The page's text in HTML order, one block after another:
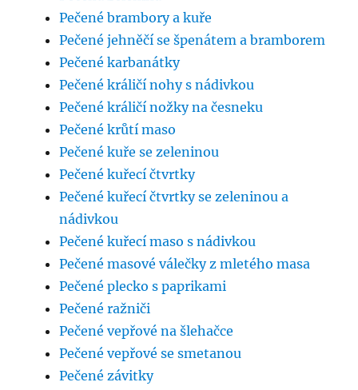
Pečené brambory a kuře
Pečené jehněčí se špenátem a bramborem
Pečené karbanátky
Pečené králičí nohy s nádivkou
Pečené králičí nožky na česneku
Pečené krůtí maso
Pečené kuře se zeleninou
Pečené kuřecí čtvrtky
Pečené kuřecí čtvrtky se zeleninou a
nádivkou
Pečené kuřecí maso s nádivkou
Pečené masové válečky z mletého masa
Pečené plecko s paprikami
Pečené ražniči
Pečené vepřové na šlehačce
Pečené vepřové se smetanou
Pečené závitky